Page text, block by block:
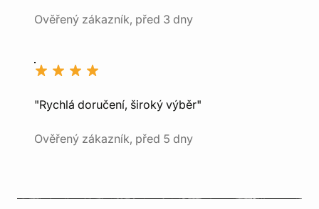
Ověřený zákazník, před 3 dny
"Rychlá doručení, široký výběr"
Ověřený zákazník, před 5 dny